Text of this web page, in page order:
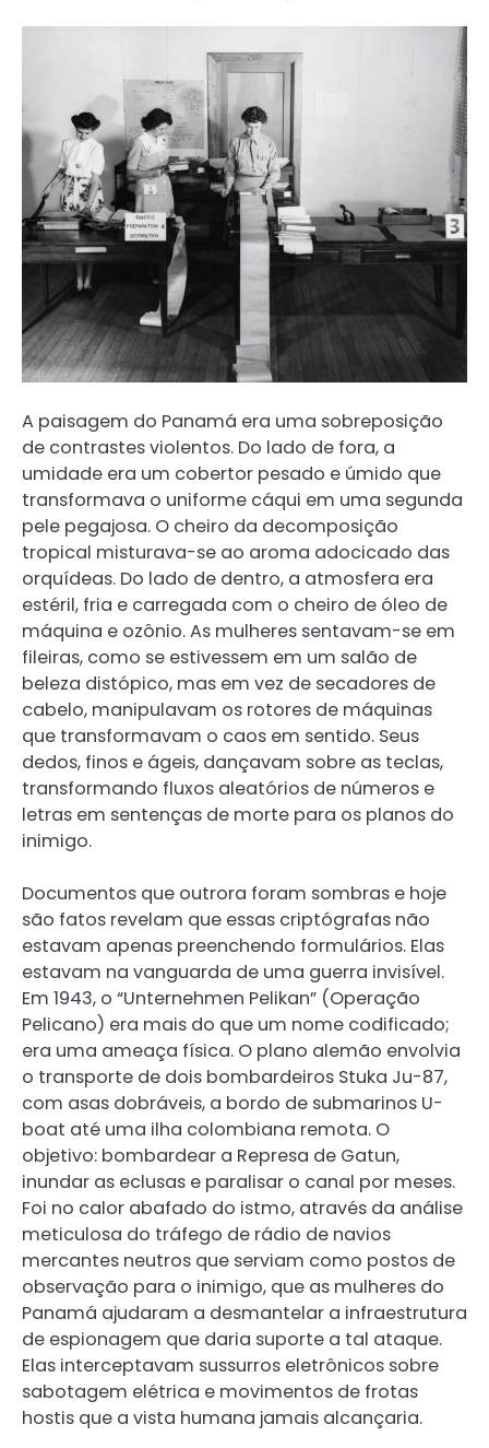
A paisagem do Panamá era uma sobreposição
de contrastes violentos. Do lado de fora, a
umidade era um cobertor pesado e úmido que
transformava o uniforme cáqui em uma segunda
pele pegajosa. O cheiro da decomposição
tropical misturava-se ao aroma adocicado das
orquídeas. Do lado de dentro, a atmosfera era
estéril, fria e carregada com o cheiro de óleo de
máquina e ozônio. As mulheres sentavam-se em
fileiras, como se estivessem em um salão de
beleza distópico, mas em vez de secadores de
cabelo, manipulavam os rotores de máquinas
que transformavam o caos em sentido. Seus
dedos, finos e ágeis, dançavam sobre as teclas,
transformando fluxos aleatórios de números e
letras em sentenças de morte para os planos do
inimigo.
Documentos que outrora foram sombras e hoje
são fatos revelam que essas criptógrafas não
estavam apenas preenchendo formulários. Elas
estavam na vanguarda de uma guerra invisível.
Em 1943, o “Unternehmen Pelikan” (Operação
Pelicano) era mais do que um nome codificado;
era uma ameaça física. O plano alemão envolvia
o transporte de dois bombardeiros Stuka Ju-87,
com asas dobráveis, a bordo de submarinos U-
boat até uma ilha colombiana remota. O
objetivo: bombardear a Represa de Gatun,
inundar as eclusas e paralisar o canal por meses.
Foi no calor abafado do istmo, através da análise
meticulosa do tráfego de rádio de navios
mercantes neutros que serviam como postos de
observação para o inimigo, que as mulheres do
Panamá ajudaram a desmantelar a infraestrutura
de espionagem que daria suporte a tal ataque.
Elas interceptavam sussurros eletrônicos sobre
sabotagem elétrica e movimentos de frotas
hostis que a vista humana jamais alcançaria.